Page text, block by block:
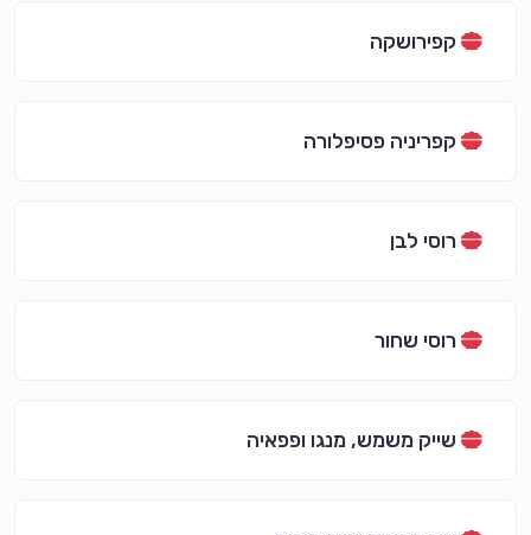
קפירושקה
קפריניה פסיפלורה
רוסי לבן
רוסי שחור
שייק משמש, מנגו ופפאיה